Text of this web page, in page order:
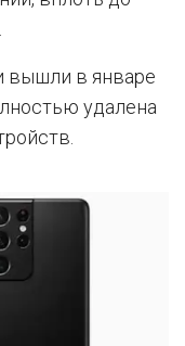
вышли в январе
удалена